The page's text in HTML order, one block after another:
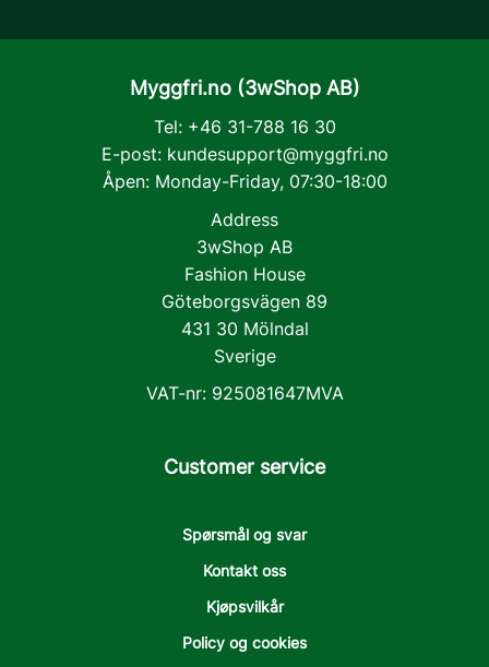
Myggfri.no (3wShop AB)
Tel: +46 31-788 16 30
E-post: kundesupport@myggfri.no
Åpen: Monday-Friday, 07:30-18:00
Address
3wShop AB
Fashion House
Göteborgsvägen 89
431 30 Mölndal
Sverige
VAT-nr: 925081647MVA
Customer service
Spørsmål og svar
Kontakt oss
Kjøpsvilkår
Policy og cookies